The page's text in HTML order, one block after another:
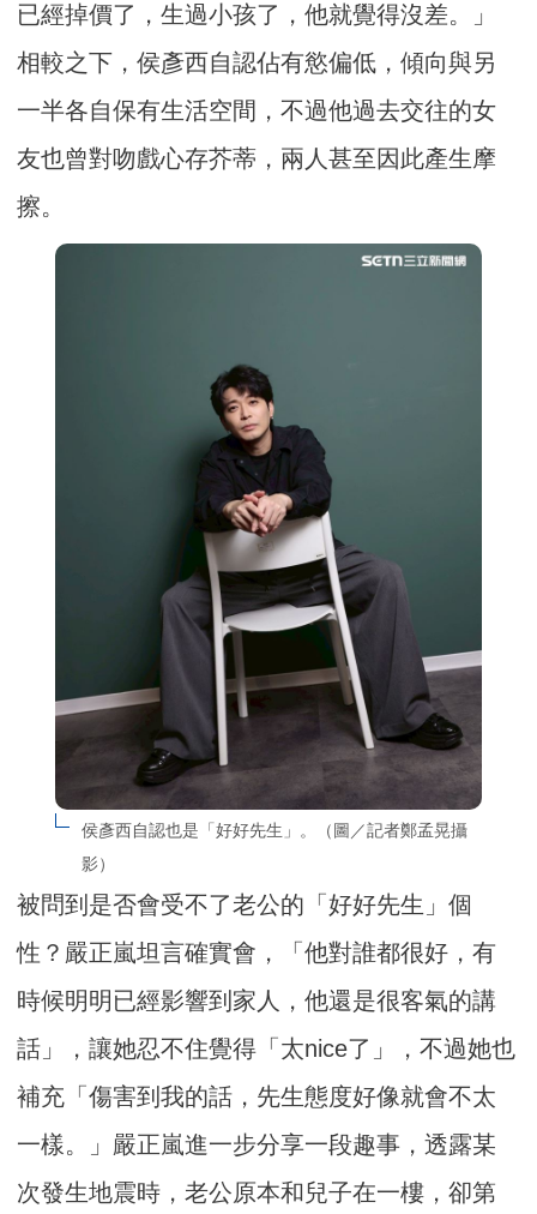
已經掉價了，生過小孩了，他就覺得沒差。」
相較之下，侯彥西自認佔有慾偏低，傾向與另
一半各自保有生活空間，不過他過去交往的女
友也曾對吻戲心存芥蒂，兩人甚至因此產生摩
擦。
侯彥西自認也是「好好先生」。（圖／記者鄭孟晃攝
影）
被問到是否會受不了老公的「好好先生」個
性？嚴正嵐坦言確實會，「他對誰都很好，有
時候明明已經影響到家人，他還是很客氣的講
話」，讓她忍不住覺得「太nice了」，不過她也
補充「傷害到我的話，先生態度好像就會不太
一樣。」嚴正嵐進一步分享一段趣事，透露某
次發生地震時，老公原本和兒子在一樓，卻第